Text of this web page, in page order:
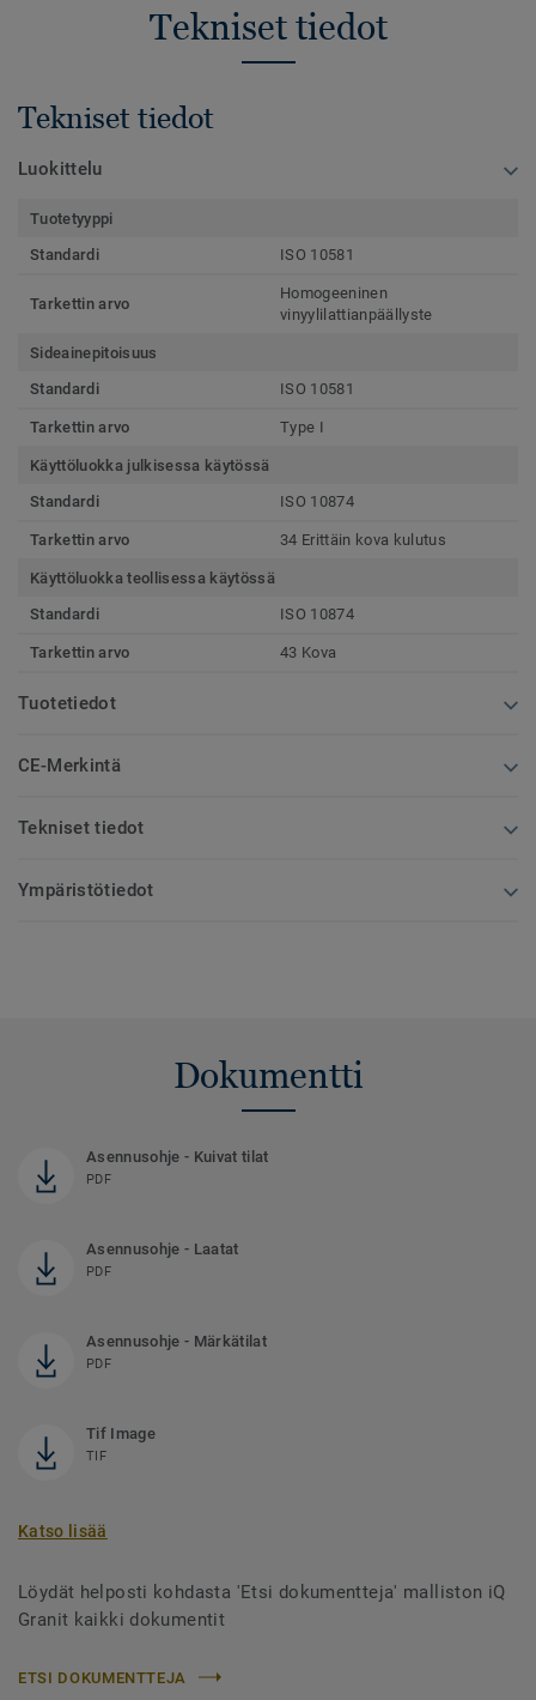
Tekniset tiedot
Tekniset tiedot
Luokittelu
Tuotetyyppi
Standardi
ISO 10581
Tarkettin arvo
Homogeeninen
vinyylilattianpäällyste
Sideainepitoisuus
Standardi
ISO 10581
Tarkettin arvo Type I
Käyttöluokka julkisessa käytössä
Standardi
ISO 10874
Tarkettin arvo 34 Erittäin kova kulutus
Käyttöluokka teollisessa käytössä
Standardi
ISO 10874
Tarkettin arvo 43 Kova
Tuotetiedot
CE-Merkintä
Tekniset tiedot
Ympäristötiedot
Dokumentti
Asennusohje - Kuivat tilat
PDF
Asennusohje - Laatat
PDF
Asennusohje - Märkätilat
PDF
Tif Image
TIF
Katso lisää
Löydät helposti kohdasta 'Etsi dokumentteja' malliston iQ
Granit kaikki dokumentit
ETSI DOKUMENTTEJA